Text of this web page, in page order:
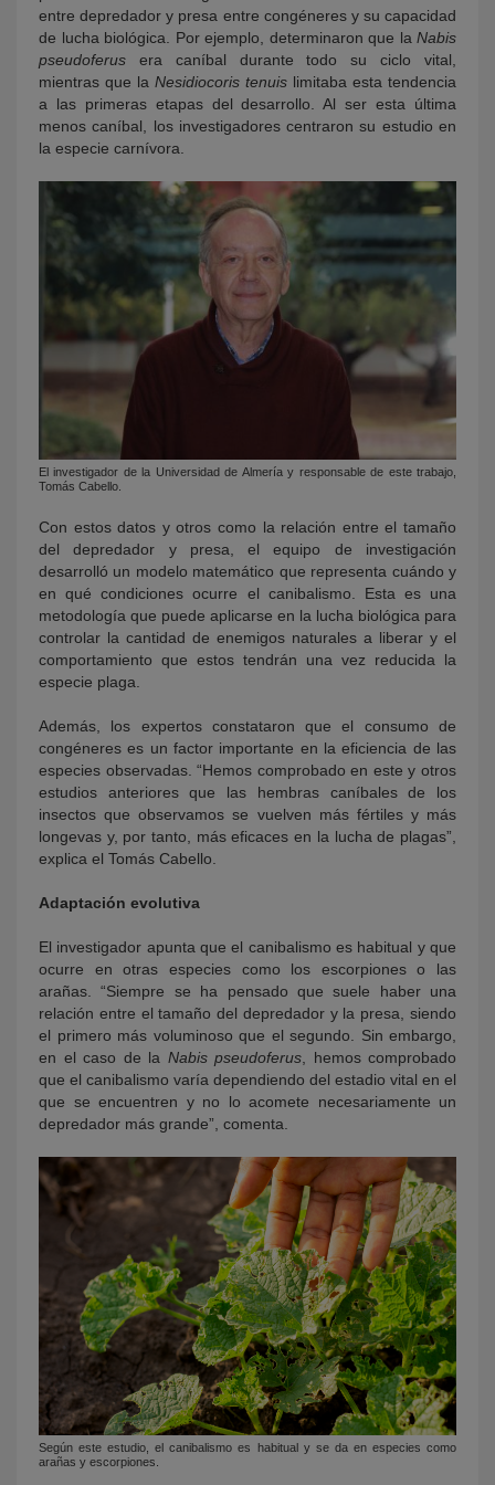
entre depredador y presa entre congéneres y su capacidad
de lucha biológica. Por ejemplo, determinaron que la Nabis
pseudoferus era caníbal durante todo su ciclo vital,
mientras que la Nesidiocoris tenuis limitaba esta tendencia
a las primeras etapas del desarrollo. Al ser esta última
menos caníbal, los investigadores centraron su estudio en
la especie carnívora.
El investigador de la Universidad de Almería y responsable de este trabajo,
Tomás Cabello.
Con estos datos y otros como la relación entre el tamaño
del depredador y presa, el equipo de investigación
desarrolló un modelo matemático que representa cuándo y
en qué condiciones ocurre el canibalismo. Esta es una
metodología que puede aplicarse en la lucha biológica para
controlar la cantidad de enemigos naturales a liberar y el
comportamiento que estos tendrán una vez reducida la
especie plaga.
Además, los expertos constataron que el consumo de
congéneres es un factor importante en la eficiencia de las
especies observadas. “Hemos comprobado en este y otros
estudios anteriores que las hembras caníbales de los
insectos que observamos se vuelven más fértiles y más
longevas y, por tanto, más eficaces en la lucha de plagas”,
explica el Tomás Cabello.
Adaptación evolutiva
El investigador apunta que el canibalismo es habitual y que
ocurre en otras especies como los escorpiones o las
arañas. “Siempre se ha pensado que suele haber una
relación entre el tamaño del depredador y la presa, siendo
el primero más voluminoso que el segundo. Sin embargo,
en el caso de la Nabis pseudoferus , hemos comprobado
que el canibalismo varía dependiendo del estadio vital en el
que se encuentren y no lo acomete necesariamente un
depredador más grande”, comenta.
Según este estudio, el canibalismo es habitual y se da en especies como
arañas y escorpiones.